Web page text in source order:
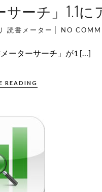
サーチ」1.1
読書メーター NO
ーターサーチ」が1 […]
READING